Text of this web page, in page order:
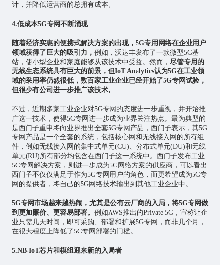
计，并降低运营商的总拥有成本。
4.低成本5G专网不断涌现
随着经济实惠的便携式解决方案的出现，5G专用网络在企业用户
领域获得了巨大的吸引力， 例如，沃达丰发布了一款微型5G基
站，使小型企业和家庭能够从该技术中受益。然而， 尽管专用的
无线生态系统具有巨大的前景，但IoT Analytics认为5G在工业领
域的采用率仍然很低，数百家工业企业已经开始了5G专网试验，
但很少有公司进一步推广该技术。
不过，近期多家工业企业对5G专网的态度进一步重视，并开始推
广这一技术，使得5G专网进一步成为业界关注热点。最为典型的
是西门子重申将向业界推出全套5G专网产品，西门子表示，其5G
专网产品是一个全套的系统，包括核心网和无线接入网的所有组
件，例如无线接入网的集中式单元(CU)、分布式单元(DU)和无线
单元(RU)所有部分均包含在西门子这一系统中。西门子发布工业
5G专网解决方案，则进一步成为5G网络方案的供应商，可以看出
西门子不仅仅满足于作为5G专网用户的角色，而更希望成为5G专
网的提供者，将自己的5G网络技术输出到其他工业企业中。
5G专网市场越来越热闹，尤其是公有云厂商的入局，将5G专网做
到更加廉价、更容易部署。 例如AWS推出的Private 5G，宣称让企
业只需几天时间，即可采购、部署和扩展5G专网，而非几个月，
在很大程度上降低了5G专网部署的门槛。
5.NB-IoT芯片和模组迎来新的入局者